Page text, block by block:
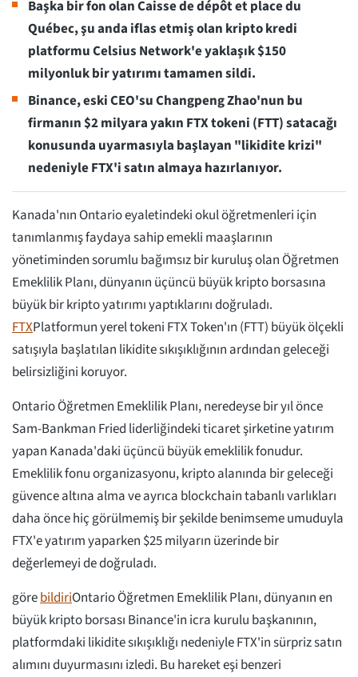
Başka bir fon olan Caisse de dépôt et place du
Québec, şu anda iflas etmiş olan kripto kredi
platformu Celsius Network'e yaklaşık $150
milyonluk bir yatırımı tamamen sildi.
Binance, eski CEO'su Changpeng Zhao'nun bu
firmanın $2 milyara yakın FTX tokeni (FTT) satacağı
konusunda uyarmasıyla başlayan "likidite krizi"
nedeniyle FTX'i satın almaya hazırlanıyor.
Kanada'nın Ontario eyaletindeki okul öğretmenleri için
tanımlanmış faydaya sahip emekli maaşlarının
yönetiminden sorumlu bağımsız bir kuruluş olan Öğretmen
Emeklilik Planı, dünyanın üçüncü büyük kripto borsasına
büyük bir kripto yatırımı yaptıklarını doğruladı.
FTXPlatformun yerel tokeni FTX Token'ın (FTT) büyük ölçekli
satışıyla başlatılan likidite sıkışıklığının ardından geleceği
belirsizliğini koruyor.
Ontario Öğretmen Emeklilik Planı, neredeyse bir yıl önce
Sam-Bankman Fried liderliğindeki ticaret şirketine yatırım
yapan Kanada'daki üçüncü büyük emeklilik fonudur.
Emeklilik fonu organizasyonu, kripto alanında bir geleceği
güvence altına alma ve ayrıca blockchain tabanlı varlıkları
daha önce hiç görülmemiş bir şekilde benimseme umuduyla
FTX'e yatırım yaparken $25 milyarın üzerinde bir
değerlemeyi de doğruladı.
görebildiriOntario Öğretmen Emeklilik Planı, dünyanın en
büyük kripto borsası Binance'in icra kurulu başkanının,
platformdaki likidite sıkışıklığı nedeniyle FTX'in sürpriz satın
alımını duyurmasını izledi. Bu hareket eşi benzeri